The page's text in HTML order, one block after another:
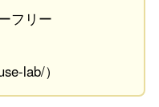
フリー
lab/）